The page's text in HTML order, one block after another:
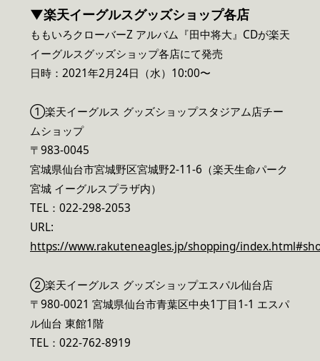
▼楽天イーグルスグッズショップ各店
ももいろクローバーZ アルバム『田中将大』CDが楽天
イーグルスグッズショップ各店にて発売
日時：2021年2月24日（水）10:00〜
①楽天イーグルス グッズショップスタジアム店チー
ムショップ
〒983-0045
宮城県仙台市宮城野区宮城野2-11-6（楽天生命パーク
宮城 イーグルスプラザ内）
TEL：022-298-2053
URL:
https://www.rakuteneagles.jp/shopping/
②楽天イーグルス グッズショップエスパル仙台店
〒980-0021 宮城県仙台市青葉区中央1丁目1-1 エスパ
ル仙台 東館1階
TEL：022-762-8919